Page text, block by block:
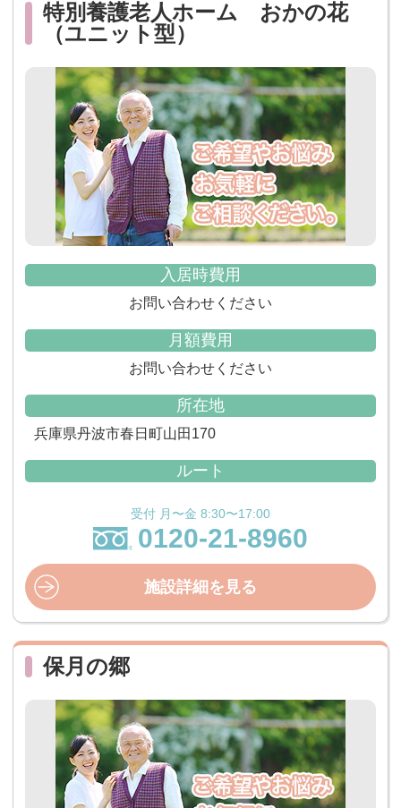
特別養護老人ホーム おかの花
（ユニット型）
入居時費用
お問い合わせください
月額費用
お問い合わせください
所在地
兵庫県丹波市春日町山田170
ルート
受付 月〜金 8:30〜17:00
0120-21-8960
施設詳細を見る
保月の郷